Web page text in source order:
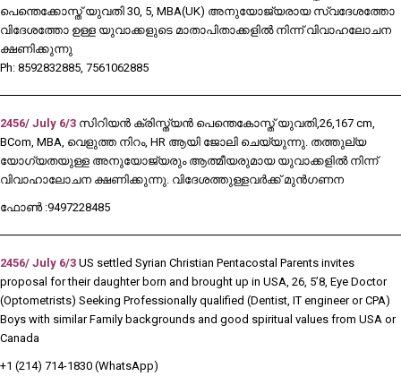
പെന്തെക്കോസ്ത് യുവതി 30, 5, MBA(UK) അനുയോജ്യരായ സ്വദേശത്തോ
വിദേശത്തോ ഉള്ള യുവാക്കളുടെ മാതാപിതാക്കളിൽ നിന്ന് വിവാഹലോചന
ക്ഷണിക്കുന്നു
Ph: 8592832885, 7561062885
2456/ July 6/3 സിറിയൻ ക്രിസ്ത്യൻ പെന്തെകോസ്ത് യുവതി,26,167 cm,
BCom, MBA, വെളുത്ത നിറം, HR ആയി ജോലി ചെയ്യുന്നു. തത്തുല്യ
യോഗ്യതയുള്ള അനുയോജ്യരും ആത്മീയരുമായ യുവാക്കളിൽ നിന്ന്
വിവാഹാലോചന ക്ഷണിക്കുന്നു. വിദേശത്തുള്ളവർക്ക് മുൻഗണന
ഫോൺ :9497228485
2456/ July 6/3 US settled Syrian Christian Pentacostal Parents invites
proposal for their daughter born and brought up in USA, 26, 5’8, Eye Doctor
(Optometrists) Seeking Professionally qualified (Dentist, IT engineer or CPA)
Boys with similar Family backgrounds and good spiritual values from USA or
Canada
+1 (214) 714-1830 (WhatsApp)